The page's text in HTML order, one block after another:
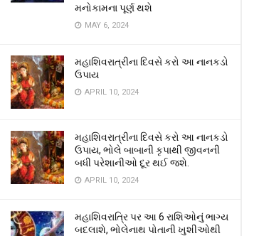
મનોકામના પૂર્ણ થશે
MAY 6, 2024
મહાશિવરાત્રીના દિવસે કરો આ નાનકડો
ઉપાય
APRIL 10, 2024
મહાશિવરાત્રીના દિવસે કરો આ નાનકડો
ઉપાય, ભોલે બાબાની કૃપાથી જીવનની
બધી પરેશાનીઓ દૂર થઈ જશે.
APRIL 10, 2024
મહાશિવરાત્રિ પર આ 6 રાશિઓનું ભાગ્ય
બદલાશે, ભોલેનાથ પોતાની ખુશીઓથી